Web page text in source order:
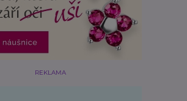
REKLAMA